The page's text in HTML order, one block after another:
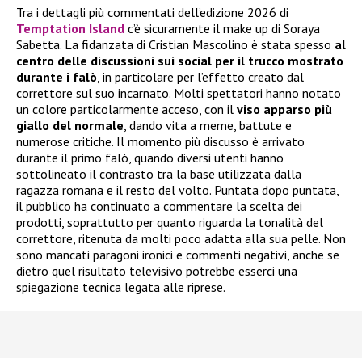
Tra i dettagli più commentati dell’edizione 2026 di
Temptation Island c’è sicuramente il make up di Soraya
Sabetta. La fidanzata di Cristian Mascolino è stata spesso al
centro delle discussioni sui social per il trucco mostrato
durante i falò, in particolare per l’effetto creato dal
correttore sul suo incarnato. Molti spettatori hanno notato
un colore particolarmente acceso, con il viso apparso più
giallo del normale, dando vita a meme, battute e
numerose critiche. Il momento più discusso è arrivato
durante il primo falò, quando diversi utenti hanno
sottolineato il contrasto tra la base utilizzata dalla
ragazza romana e il resto del volto. Puntata dopo puntata,
il pubblico ha continuato a commentare la scelta dei
prodotti, soprattutto per quanto riguarda la tonalità del
correttore, ritenuta da molti poco adatta alla sua pelle. Non
sono mancati paragoni ironici e commenti negativi, anche se
dietro quel risultato televisivo potrebbe esserci una
spiegazione tecnica legata alle riprese.